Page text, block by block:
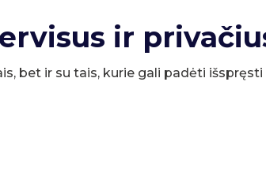
ir
bet ir su tais, kurie gali padėti